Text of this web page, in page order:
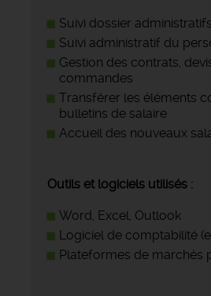
Suivi dossier
Suivi administratif du
Gestion des contrats,
commandes
Transférer les éléments
bulletins de salaire
Accueil des nouveaux
Outils et logiciels utilisés :
Word, Excel, Outlook
Logiciel de comptabilité
Plateformes de marchés